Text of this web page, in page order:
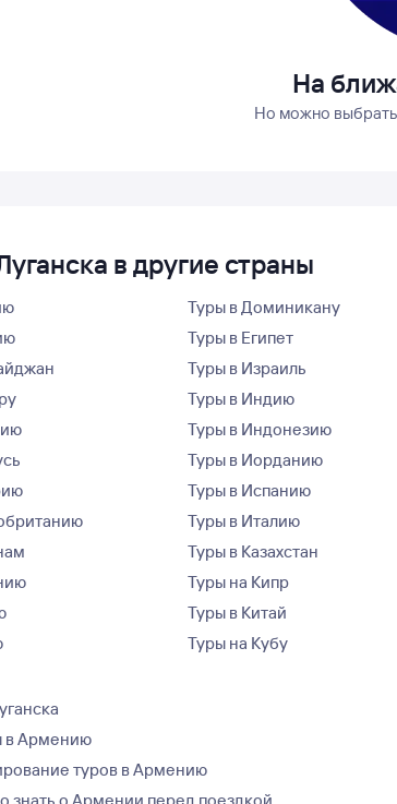
На
Но можно выбрать
в другие страны
Туры в Доминикану
Туры в Египет
Туры в Израиль
Туры в Индию
Туры в Индонезию
Туры в Иорданию
Туры в Испанию
Туры в Италию
Туры в Казахстан
Туры на Кипр
Туры в Китай
Туры на Кубу
в Армению
туров в Армению